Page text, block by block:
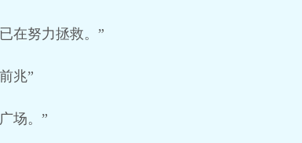
在努力拯救。”
兆”
场。”